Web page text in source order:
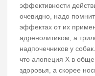
эффективности
очевидно, надо
эффектах от их
адренолитиком, а
надпочечников у
что алопеция Х в
здоровья, а скорее